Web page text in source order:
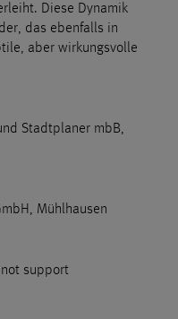
Diese Dynamik
das ebenfalls in
aber wirkungsvolle
Stadtplaner mbB,
Mühlhausen
support